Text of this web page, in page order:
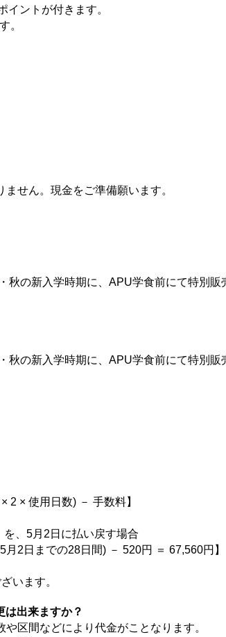
ントが付きます。
。
せん。現金をご準備願います。
秋の新入学時期に、APU学食前にて特別販
秋の新入学時期に、APU学食前にて特別販
× 使用日数) － 手数料】
、5月2日に払い戻す場合
2日までの28日間) － 520円 ＝ 67,560円】
います。
は出来ますか？
区間などにより代金がことなります。